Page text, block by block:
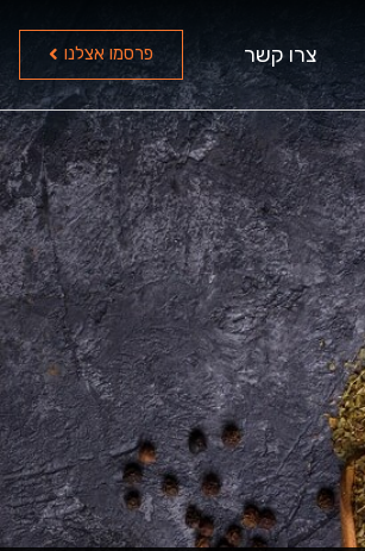
צרו קשר פרסמו אצלנו